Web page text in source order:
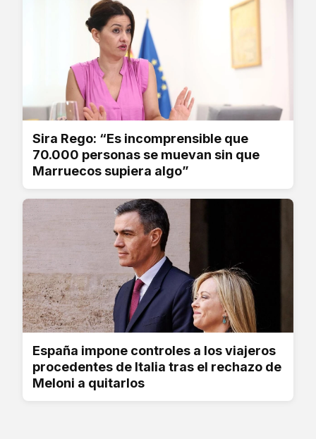
Sira Rego: “Es incomprensible que
70.000 personas se muevan sin que
Marruecos supiera algo”
España impone controles a los viajeros
procedentes de Italia tras el rechazo de
Meloni a quitarlos